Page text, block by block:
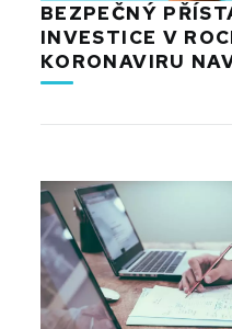
BEZPEČNÝ
INVESTICE V
KORONAVIRU